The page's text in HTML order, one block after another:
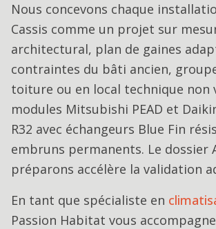
Nous concevons chaque
Cassis comme un projet sur
architectural, plan de gaines
contraintes du bâti ancien,
toiture ou en local technique non
modules Mitsubishi PEAD et
R32 avec échangeurs Blue Fin
embruns permanents. Le dossier
préparons accélère la validation
En tant que spécialiste en
Passion Habitat vous